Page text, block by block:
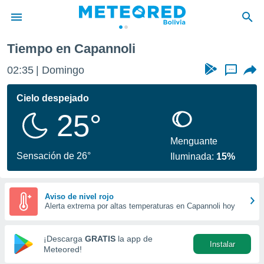
de
ha
calidad.
a este
las
y
forma
digital
basada
Tiempo en Capannoli
02:35 Domingo ...
Cielo despejado
25°
Sensación de 26°
Menguante
Iluminada: 15%
Aviso de nivel rojo
Alerta extrema por altas temperaturas en Capannoli hoy
¡Descarga GRATIS la app de
Meteored!
Instalar